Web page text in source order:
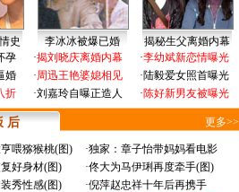
史 李冰冰被爆已婚
揭秘生父离婚内幕
孕
婚
折
·揭刘晓庆离婚内幕
·周迅王艳婆媳相见
·刘嘉玲自曝正造人
·李幼斌新恋情曝光
·陆毅爱女照首曝光
·陈好新男友被曝光
后 更多>>
喂猕猴桃(图) ·独家：章子怡带妈妈看电影
好身材(图) ·佟大为马伊琍再度牵手(图)
秀性感(图) ·倪萍赵忠祥十年后再携手